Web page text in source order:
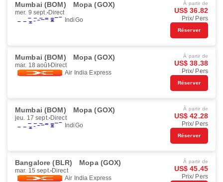
Mumbai (BOM) Mopa (GOX)
mer. 9 sept. Direct
IndiGo
À partir de
US$ 36.82
Prix/ Pers
Réserver
Mumbai (BOM) Mopa (GOX)
mar. 18 août Direct
Air India Express
À partir de
US$ 38.38
Prix/ Pers
Réserver
Mumbai (BOM) Mopa (GOX)
jeu. 17 sept. Direct
IndiGo
À partir de
US$ 42.28
Prix/ Pers
Réserver
Bangalore (BLR) Mopa (GOX)
mar. 15 sept. Direct
Air India Express
À partir de
US$ 45.45
Prix/ Pers